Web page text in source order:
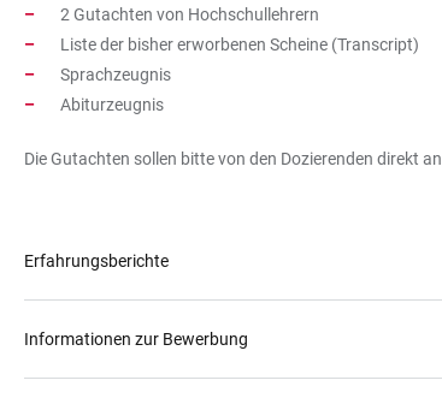
2 Gutachten von Hochschullehrern
Liste der bisher erworbenen Scheine (Transcript)
Sprachzeugnis
Abiturzeugnis
Die Gutachten sollen bitte von den Dozierenden direkt an
Erfahrungsberichte
Informationen zur Bewerbung